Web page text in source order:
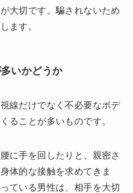
大切です。騙されないため
ます。
いかどうか
線だけでなく不必要なボデ
ることが多いものです。
に手を回したりと、親密さ
体的な接触を求めてきま
ている男性は、相手を大切